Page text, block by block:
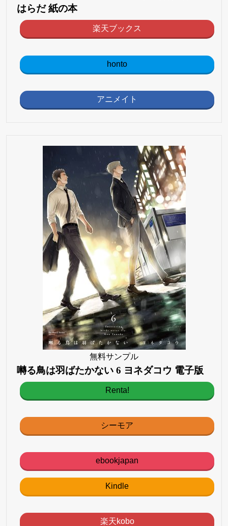
はらだ 紙の本
楽天ブックス
honto
アニメイト
無料サンプル
囀る鳥は羽ばたかない 6 ヨネダコウ 電子版
Renta!
シーモア
ebookjapan
Kindle
楽天kobo